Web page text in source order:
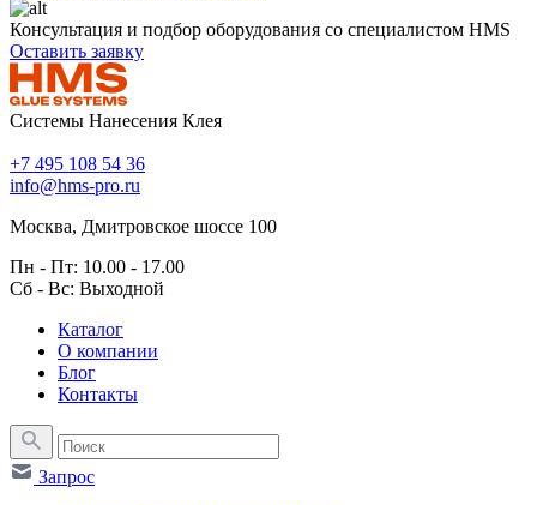
Консультация и подбор оборудования со специалистом HMS
Оставить заявку
Системы Нанесения Клея
+7 495 108 54 36
info@hms-pro.ru
Москва, Дмитровское шоссе 100
Пн - Пт: 10.00 - 17.00
Сб - Вс: Выходной
Каталог
О компании
Блог
Контакты
Запрос